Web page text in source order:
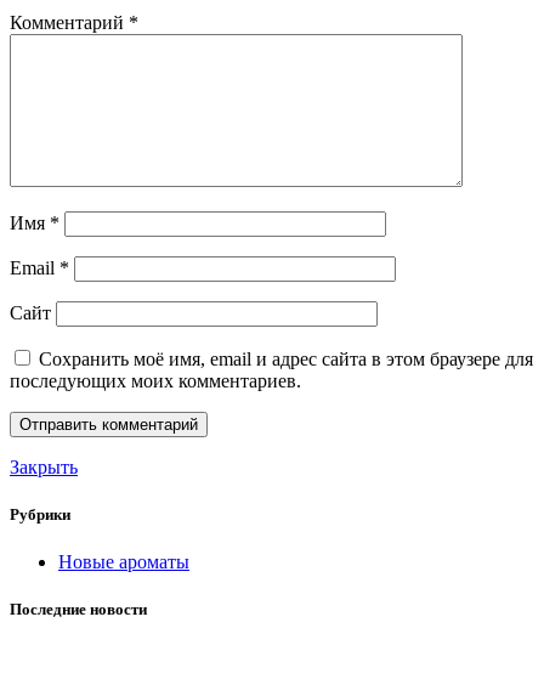
Комментарий *
Имя *
Email *
Сайт
Сохранить моё имя, email и адрес сайта в этом браузере для
последующих моих комментариев.
Закрыть
Рубрики
Новые ароматы
Последние новости